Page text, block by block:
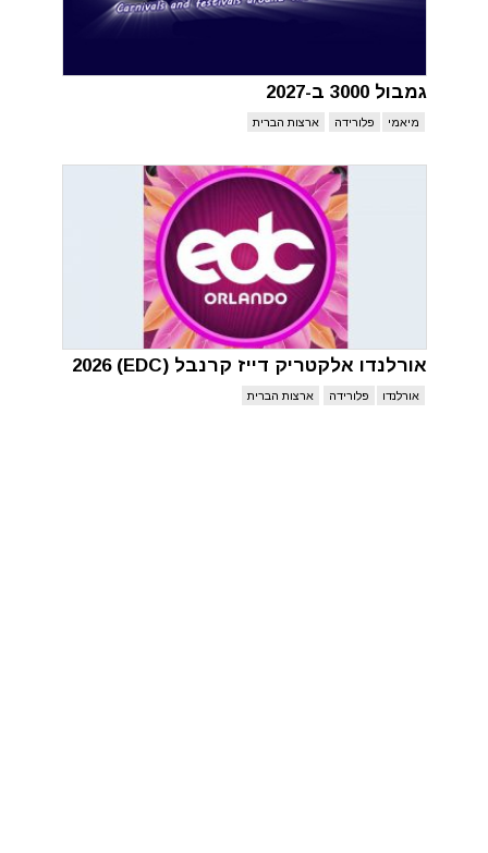
גמבול 3000 ב-2027
מיאמי פלורידה ארצות הברית
אורלנדו אלקטריק דייז קרנבל (EDC) 2026
אורלנדו פלורידה ארצות הברית